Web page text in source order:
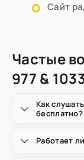
Сайт
Частые
977 &
Как
бесплатно?
Работает